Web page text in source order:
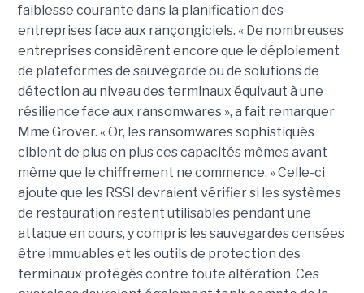
faiblesse courante dans la planification des
entreprises face aux rançongiciels. « De nombreuses
entreprises considèrent encore que le déploiement
de plateformes de sauvegarde ou de solutions de
détection au niveau des terminaux équivaut à une
résilience face aux ransomwares », a fait remarquer
Mme Grover. « Or, les ransomwares sophistiqués
ciblent de plus en plus ces capacités mêmes avant
même que le chiffrement ne commence. » Celle-ci
ajoute que les RSSI devraient vérifier si les systèmes
de restauration restent utilisables pendant une
attaque en cours, y compris les sauvegardes censées
être immuables et les outils de protection des
terminaux protégés contre toute altération. Ces